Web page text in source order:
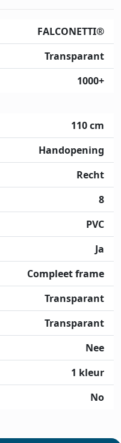
FALCONETTI®
Transparant
1000+
110 cm
Handopening
Recht
8
PVC
Ja
Compleet frame
Transparant
Transparant
Nee
1 kleur
No